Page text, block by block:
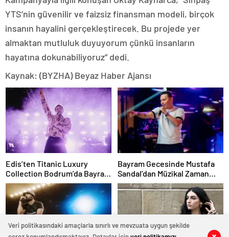
YTS’nin güvenilir ve faizsiz finansman modeli, birçok
insanın hayalini gerçekleştirecek. Bu projede yer
almaktan mutluluk duyuyorum çünkü insanların
hayatına dokunabiliyoruz” dedi.
Kaynak: (BYZHA) Beyaz Haber Ajansı
Edis’ten Titanic Luxury
Collection Bodrum’da Bayram
Gecesine Damga Vuran
Performans
Bayram Gecesinde Mustafa
Sandal’dan Müzikal Zaman
Yolculuğu
Veri politikasındaki amaçlarla sınırlı ve mevzuata uygun şekilde